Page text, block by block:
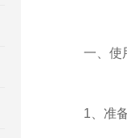
一、使
1、准备